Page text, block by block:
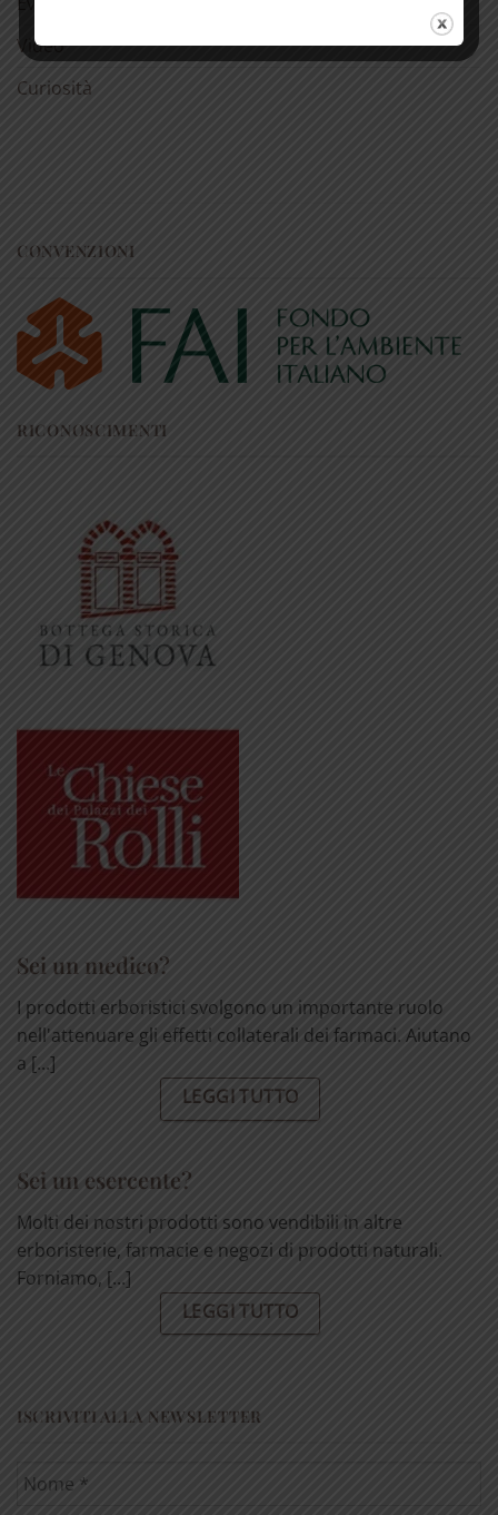
Video
Curiosità
CONVENZIONI
RICONOSCIMENTI
Sei un medico?
I prodotti erboristici svolgono un importante ruolo
nell'attenuare gli effetti collaterali dei farmaci. Aiutano
a [...]
LEGGI TUTTO
Sei un esercente?
Molti dei nostri prodotti sono vendibili in altre
erboristerie, farmacie e negozi di prodotti naturali.
Forniamo, [...]
LEGGI TUTTO
ISCRIVITI ALLA NEWSLETTER
superiori a € 50